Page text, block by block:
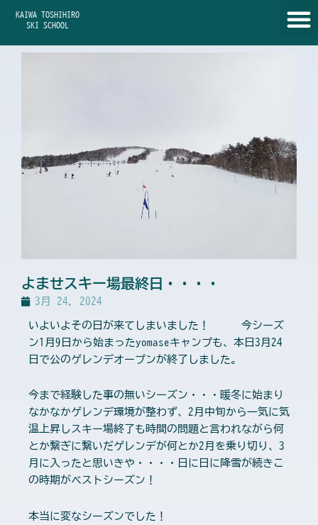
KAIWA TOSHIHIRO
SKI SCHOOL
よませスキー場最終日・・・・
3月 24, 2024
いよいよその日が来てしまいました！ 今シーズ
ン1月9日から始まったyomaseキャンプも、本日3月24
日で公のゲレンデオープンが終了しました。
今まで経験した事の無いシーズン・・・暖冬に始まり
なかなかゲレンデ環境が整わず、2月中旬から一気に気
温上昇しスキー場終了も時間の問題と言われながら何
とか繋ぎに繋いだゲレンデが何とか2月を乗り切り、3
月に入ったと思いきや・・・・日に日に降雪が続きこ
の時期がベストシーズン！
本当に変なシーズンでした！